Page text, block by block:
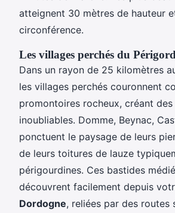
atteignent 30 mètres de hauteur
circonférence.
Les villages perchés du Périgord
Dans un rayon de 25 kilomètres
les villages perchés couronnent
promontoires rocheux, créant
inoubliables. Domme, Beynac,
ponctuent le paysage de leurs
de leurs toitures de lauze
périgourdines. Ces bastides
découvrent facilement depuis
Dordogne, reliées par des routes